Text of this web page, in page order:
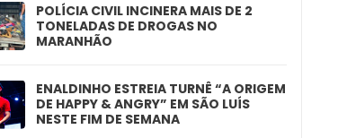
POLÍCIA CIVIL INCINERA MAIS DE 2
TONELADAS DE DROGAS NO
MARANHÃO
ENALDINHO ESTREIA TURNÊ “A ORIGEM
DE HAPPY & ANGRY” EM SÃO LUÍS
NESTE FIM DE SEMANA